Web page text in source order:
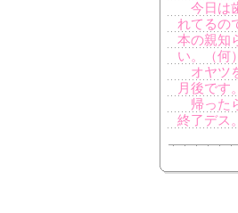
今日は
れてるの
本の親知
い。（何
オヤツ
月後です
帰った
終了デス